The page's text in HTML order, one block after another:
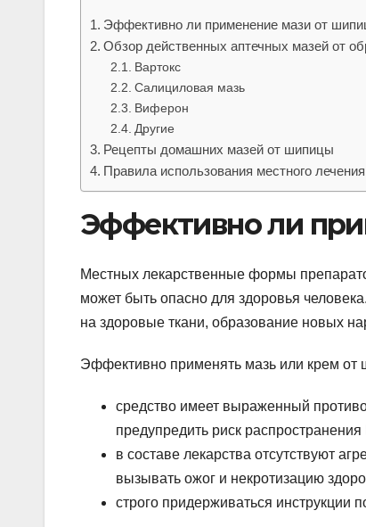
Эффективно ли применение мази от
Обзор действенных аптечных мазей от
Вартокс
Салициловая мазь
Виферон
Другие
Рецепты домашних мазей от шипицы
Правила использования местного
Эффективно ли
Местных лекарственные формы
может быть опасно для здоровья
на здоровые ткани, образование новых
Эффективно применять мазь или крем
средство имеет выраженный
предупредить риск
в составе лекарства отсутствуют
вызывать ожог и некротизацию
строго придерживаться инструкции